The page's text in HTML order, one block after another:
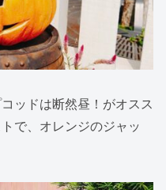
ッドは断然昼！がオスス
で、オレンジのジャッ